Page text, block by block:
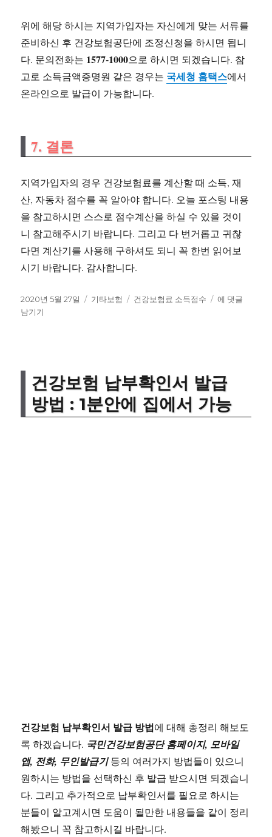
위에 해당 하시는 지역가입자는 자신에게 맞는 서류를
준비하신 후 건강보험공단에 조정신청을 하시면 됩니
다. 문의전화는 1577-1000으로 하시면 되겠습니다. 참
고로 소득금액증명원 같은 경우는 국세청 홈택스에서
온라인으로 발급이 가능합니다.
7. 결론
지역가입자의 경우 건강보험료를 계산할 때 소득, 재
산, 자동차 점수를 꼭 알아야 합니다. 오늘 포스팅 내용
을 참고하시면 스스로 점수계산을 하실 수 있을 것이
니 참고해주시기 바랍니다. 그리고 다 번거롭고 귀찮
다면 계산기를 사용해 구하셔도 되니 꼭 한번 읽어보
시기 바랍니다. 감사합니다.
작
성
2020년 5월 27일
카
기타보험
태
건강보험료 소득점수
건
득
점
수
:
에 댓글
남기기
건강보험 납부확인서 발급
방법 : 1분안에 집에서 가능
건강보험 납부확인서 발급 방법에 대해 총정리 해보도
록 하겠습니다. 국민건강보험공단 홈페이지, 모바일
앱, 전화, 무인발급기등의 여러가지 방법들이 있으니
원하시는 방법을 선택하신 후 발급 받으시면 되겠습니
다. 그리고 추가적으로 납부확인서를 필요로 하시는
분들이 알고계시면 도움이 될만한 내용들을 같이 정리
해봤으니 꼭 참고하시길 바랍니다.